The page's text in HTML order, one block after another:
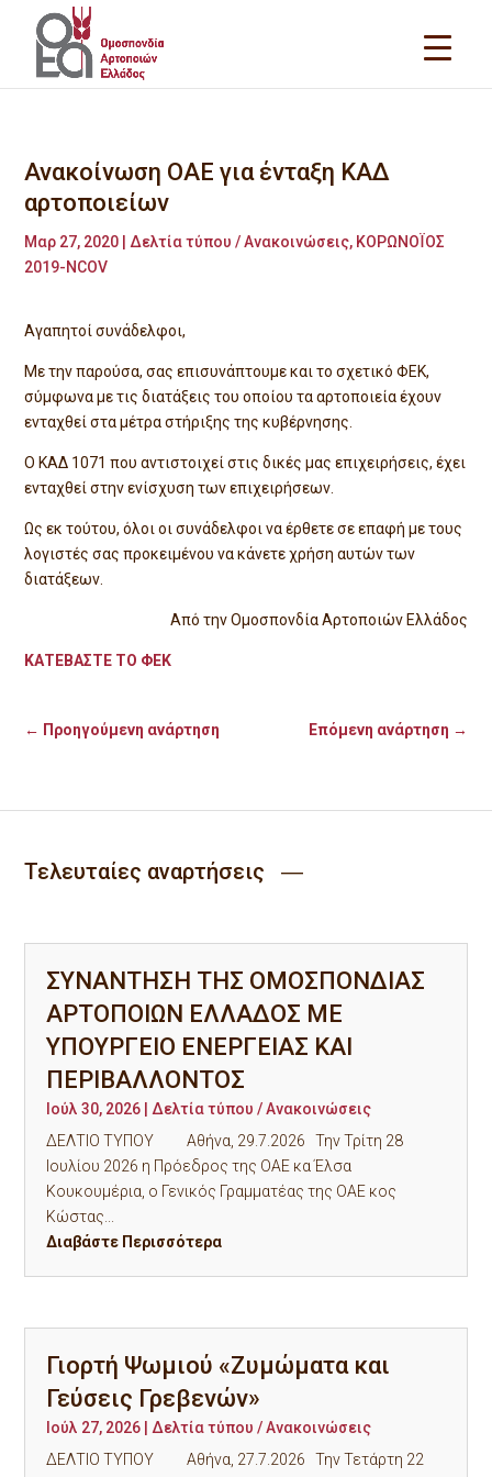
Ανακοίνωση ΟΑΕ για ένταξη ΚΑΔ
αρτοποιείων
Μαρ 27, 2020 Δελτία τύπου / Ανακοινώσεις, KΟΡΩΝΟΪΟΣ
2019-NCOV
Αγαπητοί συνάδελφοι,
Με την παρούσα, σας επισυνάπτουμε και το σχετικό ΦΕΚ,
σύμφωνα με τις διατάξεις του οποίου τα αρτοποιεία έχουν
ενταχθεί στα μέτρα στήριξης της κυβέρνησης.
Ο ΚΑΔ 1071 που αντιστοιχεί στις δικές μας επιχειρήσεις, έχει
ενταχθεί στην ενίσχυση των επιχειρήσεων.
Ως εκ τούτου, όλοι οι συνάδελφοι να έρθετε σε επαφή με τους
λογιστές σας προκειμένου να κάνετε χρήση αυτών των
διατάξεων.
Από την Ομοσπονδία Αρτοποιών Ελλάδος
ΚΑΤΕΒΑΣΤΕ ΤΟ ΦΕΚ
← Προηγούμενη ανάρτηση Επόμενη ανάρτηση →
Τελευταίες αναρτήσεις ―
ΣΥΝΑΝΤΗΣΗ ΤΗΣ ΟΜΟΣΠΟΝΔΙΑΣ
ΑΡΤΟΠΟΙΩΝ ΕΛΛΑΔΟΣ ΜΕ
ΥΠΟΥΡΓΕΙΟ ΕΝΕΡΓΕΙΑΣ ΚΑΙ
ΠΕΡΙΒΑΛΛΟΝΤΟΣ
Ιούλ 30, 2026
Δελτία τύπου / Ανακοινώσεις
ΔΕΛΤΙΟ ΤΥΠΟΥ Αθήνα, 29.7.2026 Την Τρίτη 28
Ιουλίου 2026 η Πρόεδρος της ΟΑΕ κα Έλσα
Κουκουμέρια, ο Γενικός Γραμματέας της ΟΑΕ κος
Κώστας...
Διαβάστε Περισσότερα
Γιορτή Ψωμιού «Ζυμώματα και
Γεύσεις Γρεβενών»
Ιούλ 27, 2026 |Δελτία τύπου / Ανακοινώσεις
ΔΕΛΤΙΟ ΤΥΠΟΥ Αθήνα, 27.7.2026 Την Τετάρτη 22